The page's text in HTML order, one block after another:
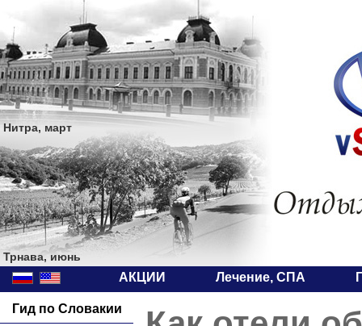
Нитра, март
Трнава, июнь
АКЦИИ Лечение, СПА
Гид по Словакии